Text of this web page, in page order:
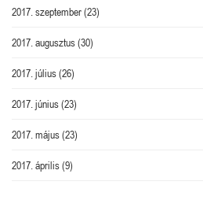
2017. szeptember(23)
2017. augusztus(30)
2017. július(26)
2017. június(23)
2017. május(23)
2017. április(9)